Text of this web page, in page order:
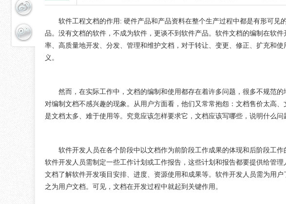
软件工程文档的作用: 硬件产品和产品资料在整个生产过程中都是有形可见
品。没有文档的软件，不成为软件，更谈不到软件产品。软件文档的编制在软
率、高质量地开发、分发、管理和维护文档，对于转让、变更、修正、扩充和
义。
然而，在实际工作中，文档的编制和使用都存在着许多问题，很多不规范
对编制文档不感兴趣的现象。从用户方面看，他们又常常抱怨：文档售价太高
是文档太多、难于使用等。究竟应该怎样要求它，文档应该写哪些，说明什么
软件开发人员在各个阶段中以文档作为前阶段工作成果的体现和后阶段工
软件开发人员需制定一些工作计划或工作报告，这些计划和报告都要提供给管
文档了解软件开发项目安排、进度、资源使用和成果等。软件开发人员需为用
之为用户文档。可见，文档在开发过程中就起到关键作用。